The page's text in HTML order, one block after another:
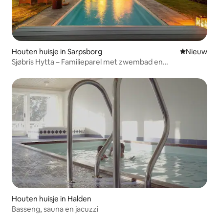
Houten huisje in Sarpsborg Nieuwe
Nieuw
Sjøbris Hytta – Familieparel met zwembad en
Houten huisje in Halden
Basseng, sauna en jacuzzi